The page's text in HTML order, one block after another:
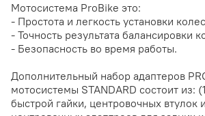
Мотосистема ProBike это:
- Простота и легкость установки
- Точность результата балансировки
- Безопасность во время работы.
Дополнительный набор адаптеров
мотосистемы STANDARD состоит из:
быстрой гайки, центровочных втулок